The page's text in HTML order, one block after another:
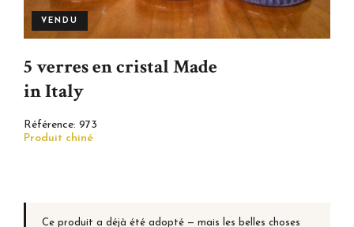
VENDU
5 verres en cristal Made
in Italy
Référence: 973
Produit chiné
Ce produit a déjà été adopté — mais les belles choses